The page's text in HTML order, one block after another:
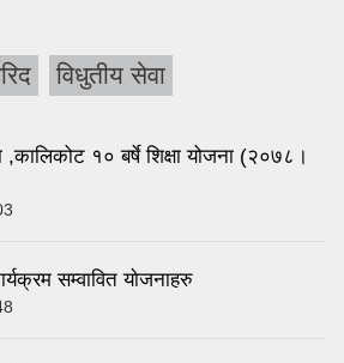
विधुतीय सेवा
,कालिकोट १० बर्षे शिक्षा योजना (२०७८।
सम्वावित याेजनाहरु